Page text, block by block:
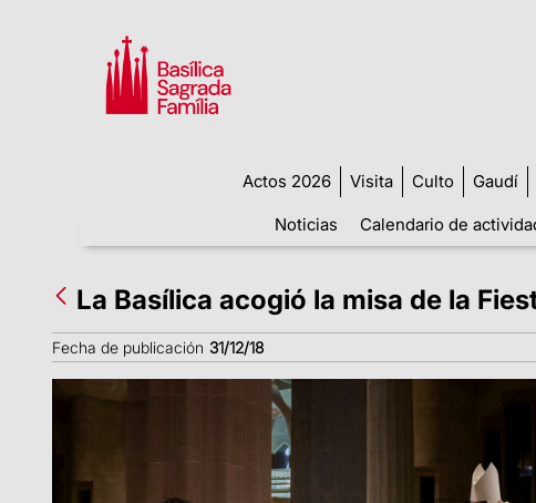
Actos 2026 Visita Culto Gaudí
Noticias
Calendario de
La Basílica acogió la misa de la
Fecha de publicación 31/12/18